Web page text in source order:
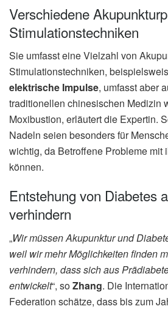
Verschiedene
Stimulationstechniken
Sie umfasst eine Vielzahl von
Stimulationstechniken,
elektrische Impulse, umfasst aber
traditionellen chinesischen Medizin
Moxibustion, erläutert die Expertin.
Nadeln seien besonders für
wichtig, da Betroffene Probleme mit
können.
Entstehung von Diabetes
verhindern
„Wir müssen Akupunktur und
weil wir mehr Möglichkeiten finden
verhindern, dass sich aus
entwickelt“, soZhang. Die
Federation schätze, dass bis zum